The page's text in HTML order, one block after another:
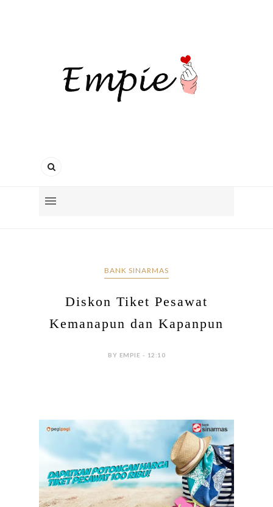
BANK SINARMAS
Diskon Tiket Pesawat
Kemanapun dan Kapanpun
BY EMPIE - 12:10